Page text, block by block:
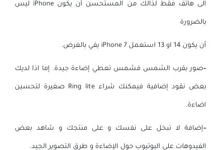
الى هاتف فقط لذالك من المستحسن أن يكون iPhone ليس
بالضرورة
أن يكون 14 او 13 استعمل iPhone 7 يفي بالغرض.
–صور بقرب الشمس فشمس تعطي إضاءة جيدة. إما اذا لديك
بعض نقود إضافية فيمكنك شراء Ring lite صغيرة لتحسين
اضاءة.
–إضافة لا تبخل على نفسك و على منتجك و شاهد بعض
الفيدوهات على اليوتيوب حول الإضاءة و طرق التصوير الجيد.